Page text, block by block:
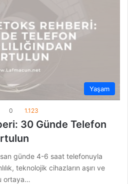
Yaşam
0 1.123
30 Günde Telefon
günde 4-6 saat telefonuyla
teknolojik cihazların aşırı ve
ortaya…